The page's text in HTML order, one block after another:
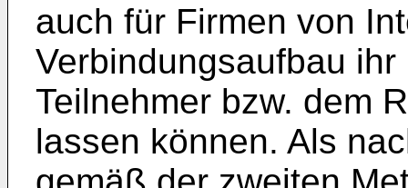
auch für Firmen von
Verbindungsaufbau
Teilnehmer bzw. dem
lassen können. Als